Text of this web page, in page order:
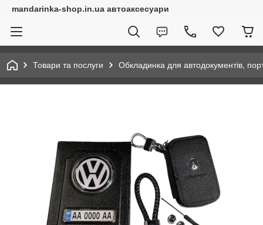
mandarinka-shop.in.ua автоаксесуари
Товари та послуги Обкладинка для автодокументів,